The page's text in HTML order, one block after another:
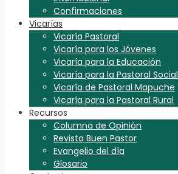
Confirmaciones
Vicarías
Vicaría Pastoral
Vicaría para los Jóvenes
Vicaría para la Educación
Vicaría para la Pastoral Social
Vicaría de Pastoral Mapuche
Vicaría para la Pastoral Rural
Recursos
Columna de Opinión
Revista Buen Pastor
Evangelio del día
Glosario